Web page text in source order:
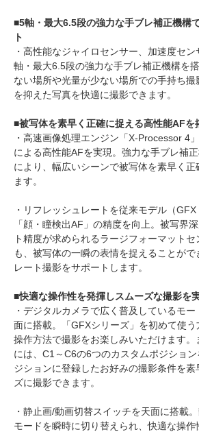
■5軸・最大6.5段の強力な手ブレ補正機構
ト
・高性能なジャイロセンサー、加速度セ
軸・最大6.5段の強力な手ブレ補正機構を
ない場所や光量が少ない場所での手持ち
を抑えた写真を快適に撮影できます。
■被写体を素早く正確に捉える高性能AFを
・高速画像処理エンジン「X-Processor 4
による高性能AFを実現。強力な手ブレ補
により、幅広いシーンで被写体を素早く正
ます。
・リフレッシュレートを従来モデル（GFX
「顔・瞳検出AF」の精度を向上。被写界
ト精度が求められるラージフォーマット
も、被写体の一瞬の表情を捉えることがで
レート撮影をサポートします。
■快適な操作性を発揮しスムーズな撮影を
・デジタルカメラで広く普及しているモ
面に搭載。「GFXシリーズ」を初めて使
操作方法で撮影をお楽しみいただけます
には、C1～C6の6つのカスタムポジショ
ジションに登録したお好みの撮影条件を
ズに撮影できます。
・静止画/動画切替スイッチを天面に搭載
モードを瞬時に切り替えられ、快適な操作